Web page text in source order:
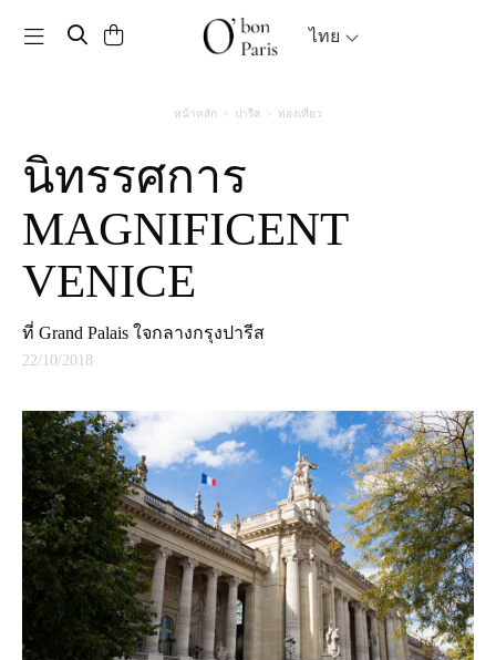
Toggle navigation ไทย
หน้าหลัก ปารีส ท่องเที่ยว
นิทรรศการ
MAGNIFICENT
VENICE
ที่ Grand Palais ใจกลางกรุงปารีส
22/10/2018